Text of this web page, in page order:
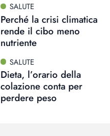
SALUTE
Perché la crisi climatica
rende il cibo meno
nutriente
SALUTE
Dieta, l’orario della
colazione conta per
perdere peso